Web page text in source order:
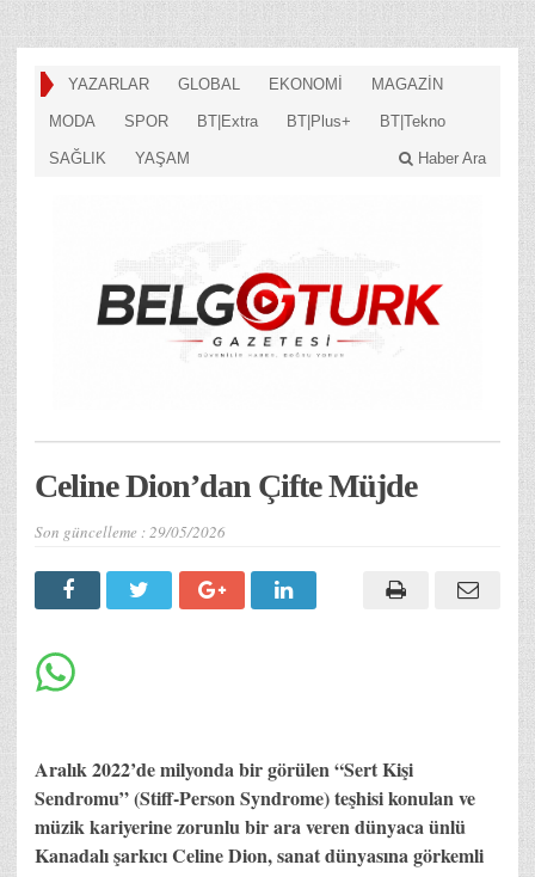
YAZARLAR GLOBAL EKONOMİ MAGAZİN
MODA SPOR BT|Extra BT|Plus+ BT|Tekno
SAĞLIK YAŞAM Haber Ara
Celine Dion’dan Çifte Müjde
Son güncelleme :29/05/2026
Aralık 2022’de milyonda bir görülen “Sert Kişi
Sendromu” (Stiff-Person Syndrome) teşhisi konulan ve
müzik kariyerine zorunlu bir ara veren dünyaca ünlü
Kanadalı şarkıcı Celine Dion, sanat dünyasına görkemli